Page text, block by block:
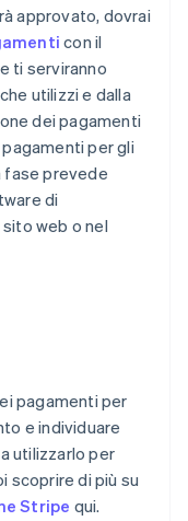
approvato, dovrai
con il
ti serviranno
utilizzi e dalla
dei pagamenti
per gli
fase prevede
di
web o nel
pagamenti per
e individuare
utilizzarlo per
scoprire di più su
Stripe qui.